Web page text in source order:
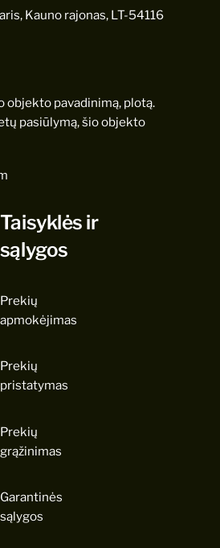
Kauno rajonas, LT-54116
objekto pavadinimą, plotą.
pasiūlymą, šio objekto
Taisyklės ir
sąlygos
Prekių
apmokėjimas
Prekių
pristatymas
Prekių
grąžinimas
Garantinės
sąlygos